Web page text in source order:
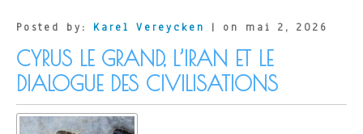
Posted by: Karel Vereycken | on mai 2, 2026
CYRUS LE GRAND, L’IRAN ET LE
DIALOGUE DES CIVILISATIONS